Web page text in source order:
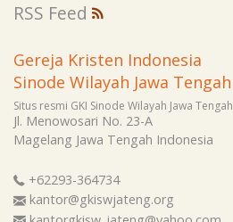
RSS Feed
Gereja Kristen Indonesia
Sinode Wilayah Jawa Tengah
Situs resmi GKI Sinode Wilayah Jawa Tengah
Jl. Menowosari No. 23-A
Magelang Jawa Tengah Indonesia
+62293-364734
kantor@gkiswjateng.org